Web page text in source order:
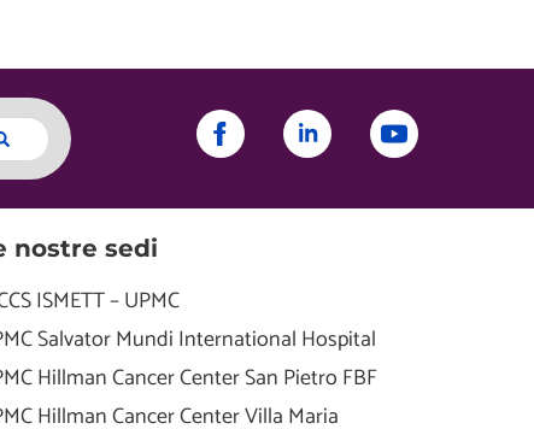
nostre sedi
ISMETT – UPMC
Salvator Mundi International Hospital
Hillman Cancer Center San Pietro FBF
Hillman Cancer Center Villa Maria